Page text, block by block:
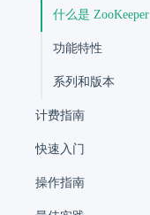
什么是 ZooKeeper
功能特性
系列和版本
计费指南
快速入门
操作指南